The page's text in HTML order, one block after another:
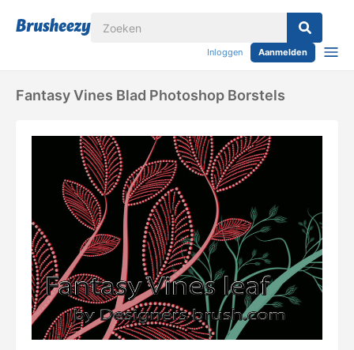
Inloggen Aanmelden
Fantasy Vines Blad Photoshop Borstels